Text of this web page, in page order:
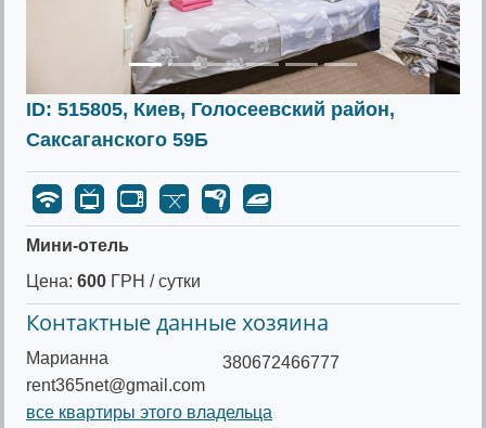
ID: 515805, Киев, Голосеевский район,
Саксаганского 59Б
Мини-отель
Цена: 600 ГРН / сутки
Контактные данные хозяина
Марианна
rent365net@gmail.com
380672466777
все квартиры этого владельца